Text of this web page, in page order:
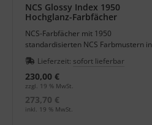
NCS Glossy Index 1950
Hochglanz-Farbfächer
NCS-Farbfächer mit 1950
standardisierten NCS Farbmustern in
Hochglanz für die Lackproduktion.
Lieferzeit: sofort lieferbar
230,00 €
zzgl. 19 % MwSt.
273,70 €
inkl. 19 % MwSt.